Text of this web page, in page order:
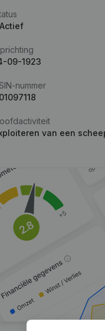
Actief
09-1923
nummer
van een